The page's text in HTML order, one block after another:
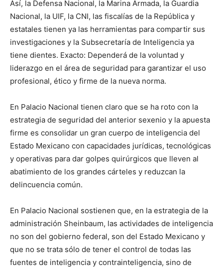
Así, la Defensa Nacional, la Marina Armada, la Guardia
Nacional, la UIF, la CNI, las fiscalías de la República y
estatales tienen ya las herramientas para compartir sus
investigaciones y la Subsecretaría de Inteligencia ya
tiene dientes. Exacto: Dependerá de la voluntad y
liderazgo en el área de seguridad para garantizar el uso
profesional, ético y firme de la nueva norma.
En Palacio Nacional tienen claro que se ha roto con la
estrategia de seguridad del anterior sexenio y la apuesta
firme es consolidar un gran cuerpo de inteligencia del
Estado Mexicano con capacidades jurídicas, tecnológicas
y operativas para dar golpes quirúrgicos que lleven al
abatimiento de los grandes cárteles y reduzcan la
delincuencia común.
En Palacio Nacional sostienen que, en la estrategia de la
administración Sheinbaum, las actividades de inteligencia
no son del gobierno federal, son del Estado Mexicano y
que no se trata sólo de tener el control de todas las
fuentes de inteligencia y contrainteligencia, sino de